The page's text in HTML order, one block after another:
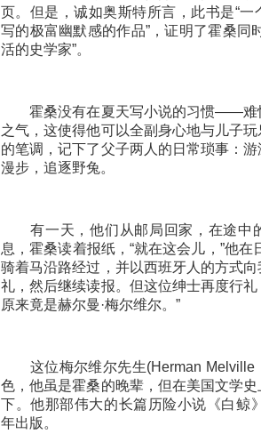
页。但是，诚如奥斯特所言，此书是“
写的极富幽默感的作品”，证明了霍桑同
活的史学家”。
霍桑没有在夏天写小说的习惯——难
之气，这使得他可以全副身心地与儿子
的笔调，记下了父子两人的日常琐事：
漫步，追逐野兔。
有一天，他们从邮局回家，在途中
息，霍桑读着报纸，“就在这会儿，”他在
骑着马沿路经过，并以西班牙人的方式
礼，然后继续读报。但这位绅士再度行
原来竟是赫尔曼·梅尔维尔。”
这位梅尔维尔先生(Herman Melville
色，他虽是霍桑的晚辈，但在美国文学
下。他那部伟大的长篇历险小说《白鲸
年出版。